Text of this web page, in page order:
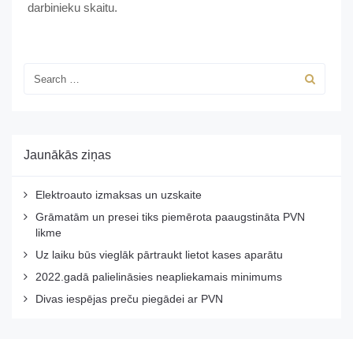
darbinieku skaitu.
Jaunākās ziņas
Elektroauto izmaksas un uzskaite
Grāmatām un presei tiks piemērota paaugstināta PVN
likme
Uz laiku būs vieglāk pārtraukt lietot kases aparātu
2022.gadā palielināsies neapliekamais minimums
Divas iespējas preču piegādei ar PVN